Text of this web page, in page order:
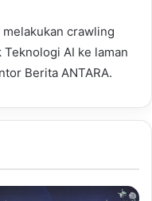
crawling
AI ke laman
Berita ANTARA.